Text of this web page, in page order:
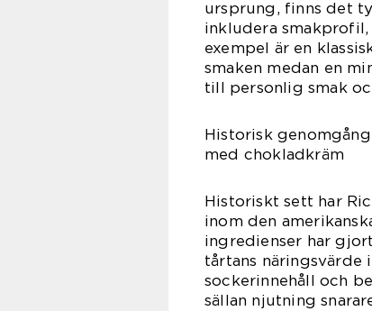
ursprung, finns det
inkludera smakprofil,
exempel är en
smaken medan en
till personlig smak
Historisk
med chokladkräm
Historiskt sett har
inom den
ingredienser har
tårtans näringsvärde
sockerinnehåll och
sällan njutning